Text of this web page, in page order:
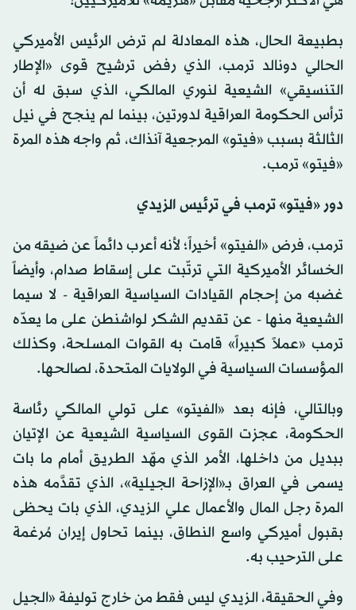
بطبيعة الحال، هذه المعادلة لم ترض الرئيس الأميركي
الحالي دونالد ترمب، الذي رفض ترشيح قوى «الإطار
التنسيقي» الشيعية لنوري المالكي، الذي سبق له أن
ترأس الحكومة العراقية لدورتين، بينما لم ينجح في نيل
الثالثة بسبب «فيتو» المرجعية آنذاك، ثم واجه هذه المرة
«فيتو» ترمب.
دور «فيتو» ترمب في ترئيس الزيدي
ترمب، فرض «الفيتو» أخيراً؛ لأنه أعرب دائماً عن ضيقه من
الخسائر الأميركية التي ترتّبت على إسقاط صدام، وأيضاً
غضبه من إحجام القيادات السياسية العراقية - لا سيما
الشيعية منها - عن تقديم الشكر لواشنطن على ما يعدّه
ترمب «عملاً كبيراً» قامت به القوات المسلحة، وكذلك
المؤسسات السياسية في الولايات المتحدة، لصالحها.
وبالتالي، فإنه بعد «الفيتو» على تولي المالكي رئاسة
الحكومة، عجزت القوى السياسية الشيعية عن الإتيان
ببديل من داخلها، الأمر الذي مهّد الطريق أمام ما بات
يسمى في العراق بـ«الإزاحة الجيلية»، الذي تقدَّمه هذه
المرة رجل المال والأعمال علي الزيدي، الذي بات يحظى
بقبول أميركي واسع النطاق، بينما تحاول إيران مُرغمة
على الترحيب به.
وفي الحقيقة، الزيدي ليس فقط من خارج توليفة «الجيل